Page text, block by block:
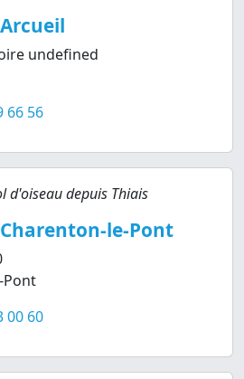
undefined
66 56
d'oiseau depuis Thiais
le-Pont
Pont
00 60